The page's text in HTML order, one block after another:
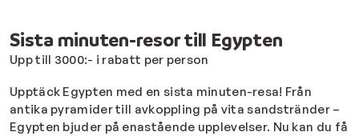
Sista minuten-resor till Egypten
Upp till 3000:- i rabatt per person
Upptäck Egypten med en sista minuten-resa! Från
antika pyramider till avkoppling på vita sandstränder –
Egypten bjuder på enastående upplevelser. Nu kan du få